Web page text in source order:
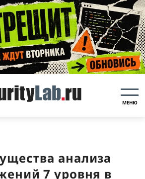
МЕНЮ
анализа
7 уровня в